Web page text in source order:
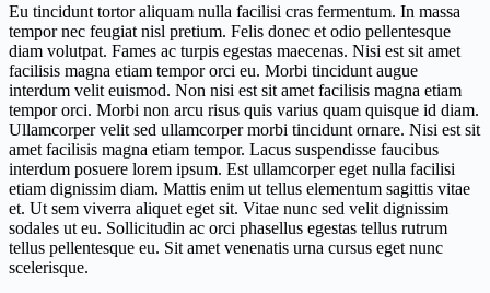
Eu tincidunt tortor aliquam nulla facilisi cras fermentum. In massa
tempor nec feugiat nisl pretium. Felis donec et odio pellentesque
diam volutpat. Fames ac turpis egestas maecenas. Nisi est sit amet
facilisis magna etiam tempor orci eu. Morbi tincidunt augue
interdum velit euismod. Non nisi est sit amet facilisis magna etiam
tempor orci. Morbi non arcu risus quis varius quam quisque id diam.
Ullamcorper velit sed ullamcorper morbi tincidunt ornare. Nisi est sit
amet facilisis magna etiam tempor. Lacus suspendisse faucibus
interdum posuere lorem ipsum. Est ullamcorper eget nulla facilisi
etiam dignissim diam. Mattis enim ut tellus elementum sagittis vitae
et. Ut sem viverra aliquet eget sit. Vitae nunc sed velit dignissim
sodales ut eu. Sollicitudin ac orci phasellus egestas tellus rutrum
tellus pellentesque eu. Sit amet venenatis urna cursus eget nunc
scelerisque.